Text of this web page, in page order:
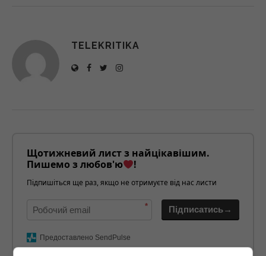
TELEKRITIKA
Щотижневий лист з найцікавішим.
Пишемо з любов'ю
!
Підпишіться ще раз, якщо не отримуєте від нас листи
* Підписатись→
Предоставлено SendPulse